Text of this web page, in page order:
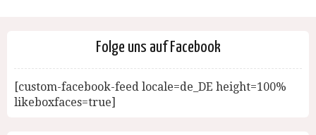
Folge uns auf Facebook
[custom-facebook-feed locale=de_DE height=100%
likeboxfaces=true]